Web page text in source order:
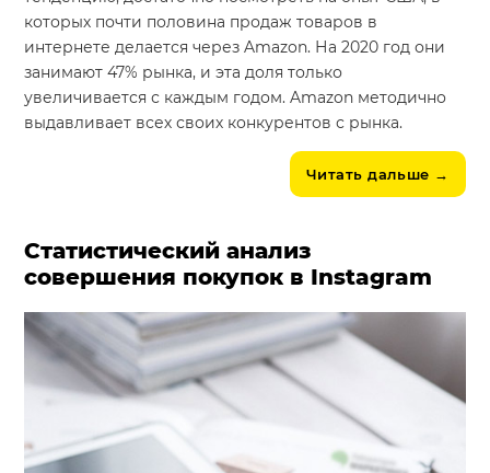
которых почти половина продаж товаров в
интернете делается через Amazon. На 2020 год они
занимают 47% рынка, и эта доля только
увеличивается с каждым годом. Amazon методично
выдавливает всех своих конкурентов с рынка.
Читать дальше →
Статистический анализ
совершения покупок в Instagram